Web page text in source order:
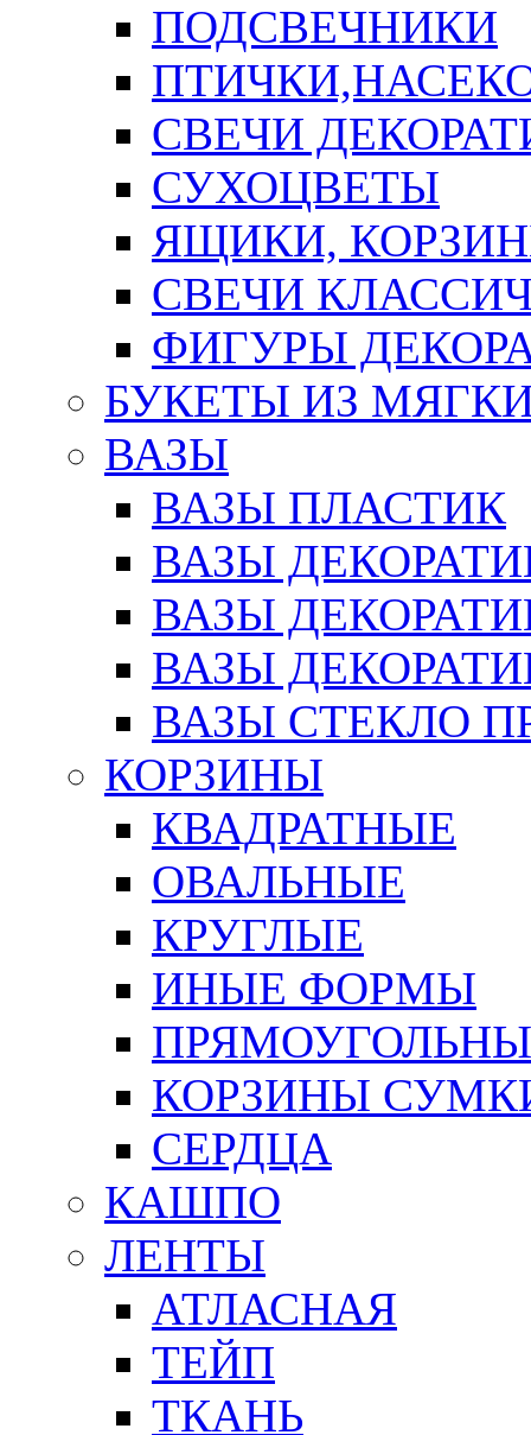
ПОДСВЕЧНИКИ
СВЕЧИ
СУХОЦВЕТЫ
ЯЩИКИ,
СВЕЧИ
ФИГУРЫ
БУКЕТЫ ИЗ
ВАЗЫ
ВАЗЫ ПЛАСТИК
ВАЗЫ
ВАЗЫ
ВАЗЫ
ВАЗЫ СТЕКЛО
КОРЗИНЫ
КВАДРАТНЫЕ
ОВАЛЬНЫЕ
КРУГЛЫЕ
ИНЫЕ ФОРМЫ
КОРЗИНЫ
СЕРДЦА
КАШПО
ЛЕНТЫ
АТЛАСНАЯ
ТЕЙП
ТКАНЬ